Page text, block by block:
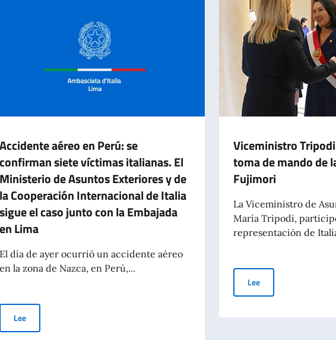
por el trágico accidente aéreo ocurrido en Perú
Accidente aéreo en Perú: se
confirman siete víctimas italianas. El
Ministerio de Asuntos Exteriores y de
la Cooperación Internacional de Italia
sigue el caso junto con la Embajada
en Lima
El día de ayer ocurrió un accidente aéreo
en la zona de Nazca, en Perú,...
LeeAccidente aéreo en Perú: se confirman siete víctimas italianas. El Ministerio de
Viceministro
toma de mando de
Fujimori
La Viceministro de
María Tripodi,
representación de
LeeViceministro Tripodi